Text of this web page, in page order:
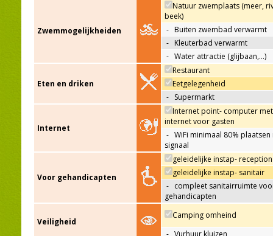
Zwemmogelijkheiden
Natuur zwemplaats (meer,
beek)
- Buiten zwembad verwarmt
- Kleuterbad verwarmt
- Water attractie (glijbaan,…)
Eten en driken
Restaurant
Eetgelegenheid
- Supermarkt
Internet
Internet point- computer met
internet voor gasten
- WiFi minimaal 80% plaatsen
signaal
Voor gehandicapten
geleidelijke instap- reception
geleidelijke instap- sanitair
- compleet sanitairruimte
gehandicapten
Veiligheid
Camping omheind